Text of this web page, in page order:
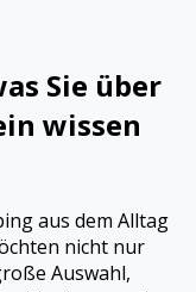
Sie über
wissen
aus dem Alltag
nicht nur
Auswahl,